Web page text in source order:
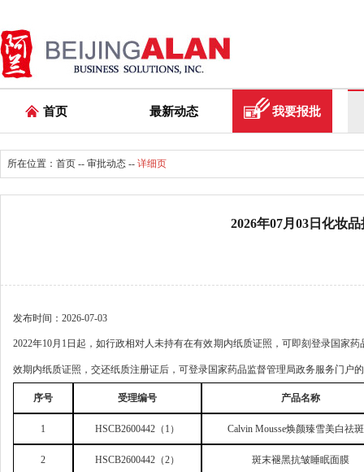
首页 最新动态 我要报批
所在位置： 首页 -- 审批动态 -- 详细页
2026年07月03日化妆
发布时间：2026-07-03
2022年10月1日起，如行政相对人未持有在有效期内纸质证照，可即刻登录国家
效期内纸质证照，交还纸质注册证后，可登录国家药品监督管理局政务服务门户
序号 受理编号 产品名称
1 HSCB2600442 （1） Calvin Mousse焕颜臻雪美白祛
2 HSCB2600442 （2） 斑末褪黑抗皱睡眠面膜